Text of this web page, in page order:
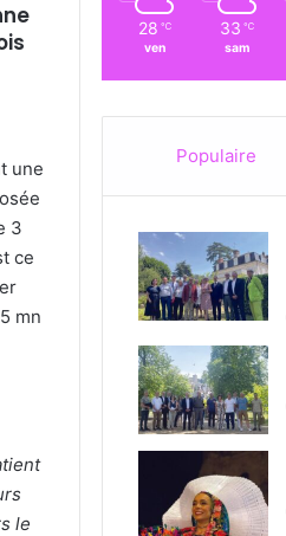
une
3
ce
mn
le
28 ℃
ven
33 ℃
sam
Populaire